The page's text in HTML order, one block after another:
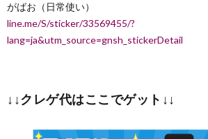
がばお（日常使い）
line.me/S/sticker/33569455/?
lang=ja&utm_source=gnsh_stickerDetail
↓↓クレゲ代はここでゲット↓↓